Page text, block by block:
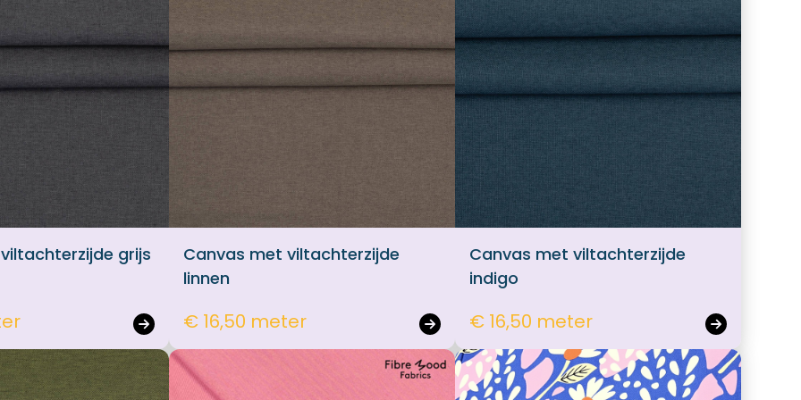
grijs
Canvas met viltachterzijde
linnen
€ 16,50 meter
Canvas met viltachterzijde
indigo
€ 16,50 meter